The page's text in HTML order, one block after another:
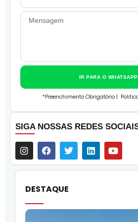
IR PARA O WHATSAPP
*Preenchimento Obrigatório |
SIGA NOSSAS REDES
DESTAQUE